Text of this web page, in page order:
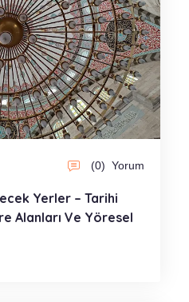
(0) Yorum
Yerler – Tarihi
Alanları Ve Yöresel